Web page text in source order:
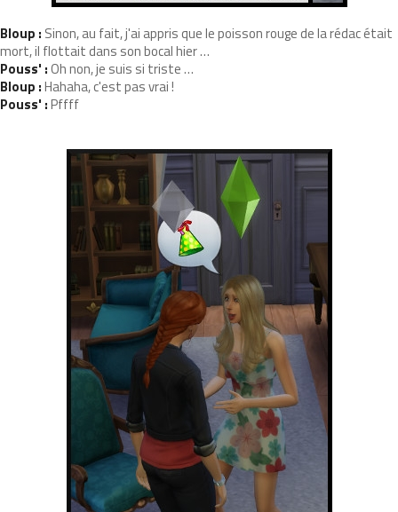
Bloup : Sinon, au fait, j'ai appris que le poisson rouge de la rédac était
mort, il flottait dans son bocal hier …
Pouss' :Oh non, je suis si triste …
Bloup :Hahaha, c'est pas vrai !
Pouss' :Pffff